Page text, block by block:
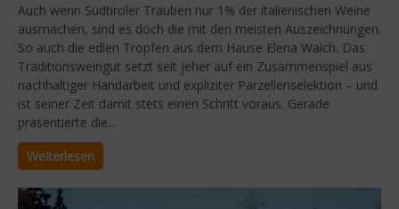
Auch wenn Südtiroler Trauben nur 1% der italienischen Weine
ausmachen, sind es doch die mit den meisten Auszeichnungen.
So auch die edlen Tropfen aus dem Hause Elena Walch. Das
Traditionsweingut setzt seit jeher auf ein Zusammenspiel aus
nachhaltiger Handarbeit und expliziter Parzellenselektion – und
ist seiner Zeit damit stets einen Schritt voraus. Gerade
präsentierte die...
Weiterlesen